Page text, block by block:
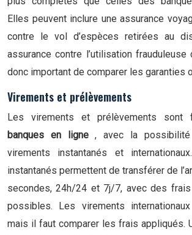
Elles peuvent inclure une assurance
contre le vol d’espèces retirées au
assurance contre l’utilisation
donc important de comparer les garanties
Virements et prélèvements
Les virements et prélèvements sont
banques en ligne, avec la possibilité
virements instantanés et
instantanés permettent de transférer de
secondes, 24h/24 et 7j/7, avec des frais
possibles. Les virements
mais il faut comparer les frais appliqués.